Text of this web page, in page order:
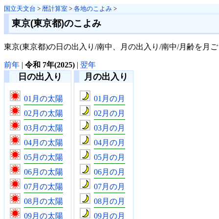
国立天文台 > 暦計算室 > 各地のこよみ >
東京(東京都)のこよみ
東京(東京都)の日の出入り/南中、月の出入り/南中/月齢を月ご
前年 | 令和 7年(2025) | 翌年
日の出入り
01月の太陽
02月の太陽
03月の太陽
04月の太陽
05月の太陽
06月の太陽
07月の太陽
08月の太陽
09月の太陽
月の出入り
01月の月
02月の月
03月の月
04月の月
05月の月
06月の月
07月の月
08月の月
09月の月